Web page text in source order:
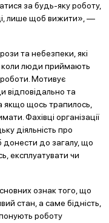
за будь-яку роботу,
лише щоб вижити», —
та небезпеки, які
коли люди приймають
Мотивує
відповідально та
якщо щось трапилось,
Фахівці організації
діяльність про
донести до загалу, що
експлуатувати чи
ознак того, що
стан, а саме бідність,
роботу